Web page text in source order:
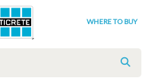
WHERE TO BUY
SEARCH